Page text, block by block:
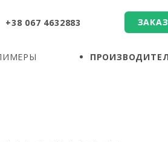
+38 067 4632883